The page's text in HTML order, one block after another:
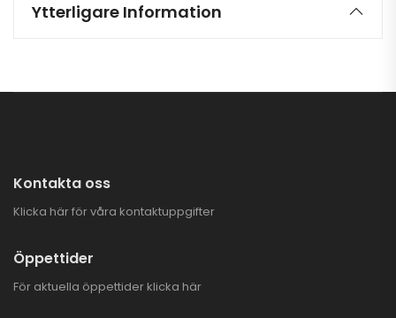
Ytterligare Information
Kontakta oss
Klicka här för våra kontaktuppgifter
Öppettider
För aktuella öppettider klicka här